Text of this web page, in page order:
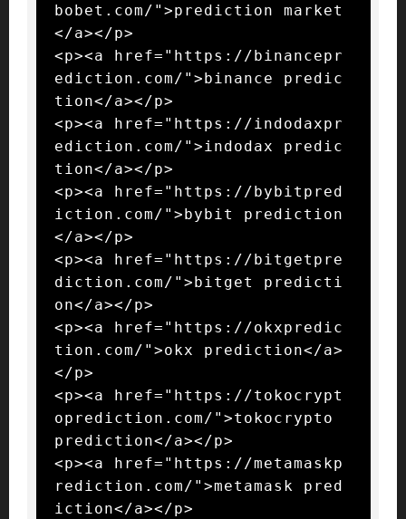
bobet.com/">prediction market
</a></p>
<p><a href="https://binancepr
ediction.com/">binance predic
tion</a></p>
<p><a href="https://indodaxpr
ediction.com/">indodax predic
tion</a></p>
<p><a href="https://bybitpred
iction.com/">bybit prediction
</a></p>
<p><a href="https://bitgetpre
diction.com/">bitget predicti
on</a></p>
<p><a href="https://okxpredic
tion.com/">okx prediction</a>
</p>
<p><a href="https://tokocrypt
oprediction.com/">tokocrypto
prediction</a></p>
<p><a href="https://metamaskp
rediction.com/">metamask pred
iction</a></p>